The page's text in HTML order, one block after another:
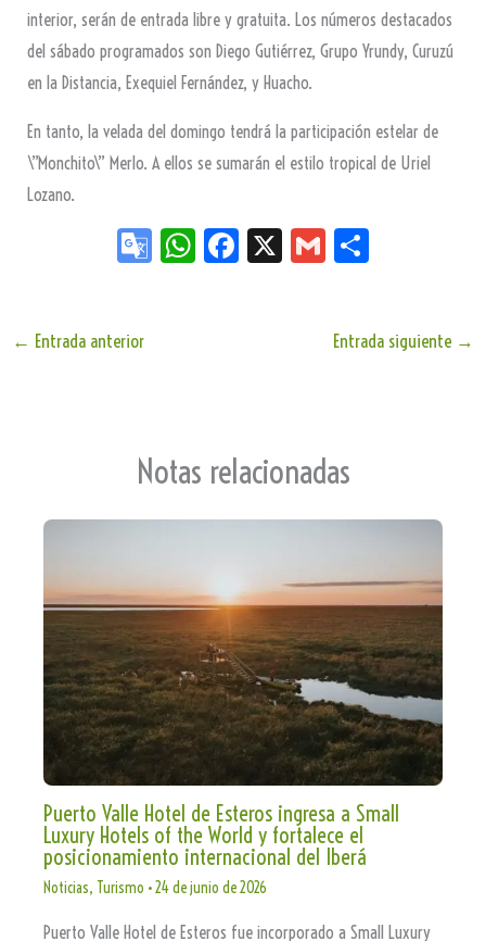
interior, serán de entrada libre y gratuita. Los números destacados
del sábado programados son Diego Gutiérrez, Grupo Yrundy, Curuzú
en la Distancia, Exequiel Fernández, y Huacho.
En tanto, la velada del domingo tendrá la participación estelar de
\”Monchito\” Merlo. A ellos se sumarán el estilo tropical de Uriel
Lozano.
Go
te
W
Fa
X
G
← Entrada anterior Entrada siguiente →
Notas relacionadas
Puerto Valle Hotel de Esteros ingresa a Small
Luxury Hotels of the World y fortalece el
posicionamiento internacional del Iberá
Noticias, Turismo •24 de junio de 2026
Puerto Valle Hotel de Esteros fue incorporado a Small Luxury